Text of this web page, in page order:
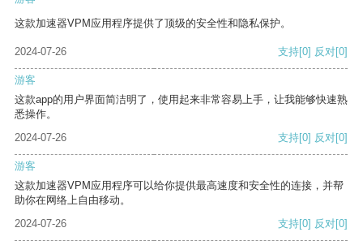
这款加速器VPM应用程序提供了顶级的安全性和隐私保护。
2024-07-26 支持[0] 反对[0]
游客
这款app的用户界面简洁明了，使用起来非常容易上手，让我能够快速熟
悉操作。
2024-07-26
支持[0] 反对[0]
游客
这款加速器VPM应用程序可以给你提供最高速度和安全性的连接，并帮
助你在网络上自由移动。
2024-07-26
支持[0] 反对[0]